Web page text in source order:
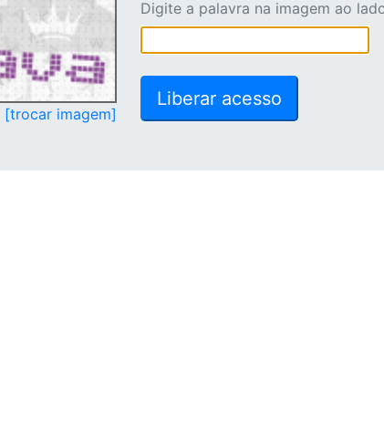
[trocar imagem]
Digite a palavra na imagem ao